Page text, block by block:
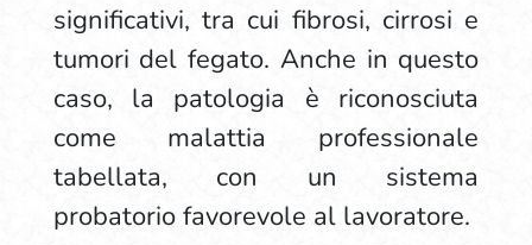
significativi, tra cui fibrosi, cirrosi e
tumori del fegato. Anche in questo
caso, la patologia è riconosciuta
come malattia professionale
tabellata, con un sistema
probatorio favorevole al lavoratore.